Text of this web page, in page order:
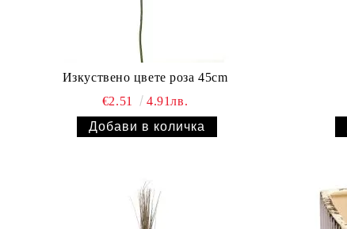
Изкуствено цвете роза 45cm
€2.51
4.91лв.